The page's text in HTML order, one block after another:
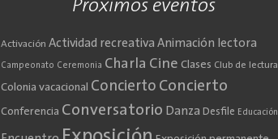
Próximos eventos
Activación Actividad recreativa Animación lectora
Campeonato Ceremonia Charla Cine Clases Club de lectura
Colonia vacacional Concierto Concierto
Conferencia Conversatorio Danza Desfile Educación